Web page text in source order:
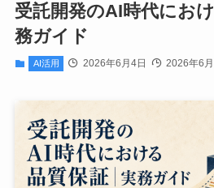
受託開発のAI時代にお
務ガイド
AI活用 2026年6月4日 2026年6月